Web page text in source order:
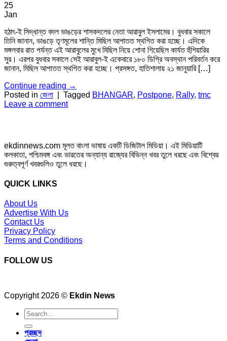
25
Jan
হঠাৎ-ই সিদ্ধান্ত বদল ভাঙড়ের শাসকদলের নেতা আরাবুল ইসলামের। বুধবার সকালে
তিনি জানান, ভাঙড়ে তৃণমূলের শান্তি মিছিল আপাতত স্থগিত করা হচ্ছে। এদিকে
মঙ্গলবার রাত পর্যন্ত এই আরাবুলের মুখে মিছিল নিয়ে শোনা গিয়েছিল কার্যত হুঁশিয়ারির
সুর। এরপর বুধবার সকালে সেই আরাবুল-ই একেবারে ১৮০ ডিগ্রি অবস্থান পরিবর্তন করে
জানান, মিছিল আপাতত স্থগিত করা হচ্ছে। প্রসঙ্গত, হাতিশালায় ২১ জানুয়ারি […]
Continue reading →
Posted in জেলা Tagged BHANGAR, Postpone, Rally, tmc
Leave a comment
ekdinnews.com মূলত বাংলা ভাষায় একটি ডিজিটাল মিডিয়া। এই মিডিয়াটি
কলকাতা, পশ্চিমবঙ্গ এবং ভারতের অন্যান্য রাজ্যের বিভিন্ন খবর তুলে ধরছে এবং বিশ্বের
গুরুত্বপূর্ণ খবরগুলিও তুলে ধরছে।
QUICK LINKS
About Us
Advertise With Us
Contact Us
Privacy Policy
Terms and Conditions
FOLLOW US
Copyright 2026 © Ekdin News
প্রচ্ছদ